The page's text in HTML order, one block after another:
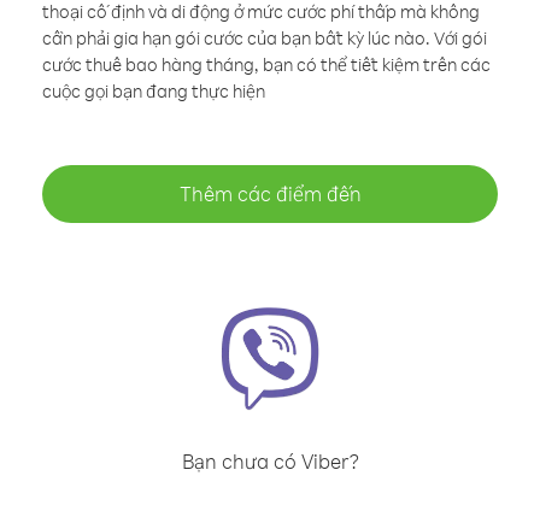
thoại cố định và di động ở mức cước phí thấp mà không
cần phải gia hạn gói cước của bạn bất kỳ lúc nào. Với gói
cước thuê bao hàng tháng, bạn có thể tiết kiệm trên các
cuộc gọi bạn đang thực hiện
Thêm các điểm đến
Bạn chưa có Viber?